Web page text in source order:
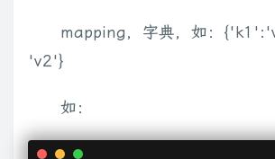
mapping，字典，如：
'v2'}
如：